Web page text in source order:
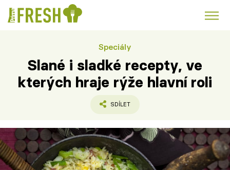
Polévky k večeři
Česká kuchyně Čokoláda
Témata
Recepty
Speciály
Slané i sladké recepty, ve
kterých hraje rýže hlavní roli
SDÍLET